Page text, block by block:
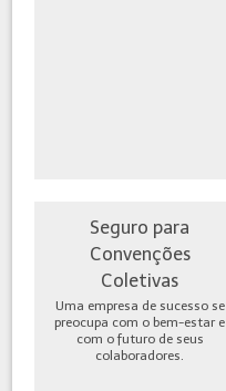
Seguro para
Convenções
Coletivas
Uma empresa de sucesso se
preocupa com o bem-estar e
com o futuro de seus
colaboradores.